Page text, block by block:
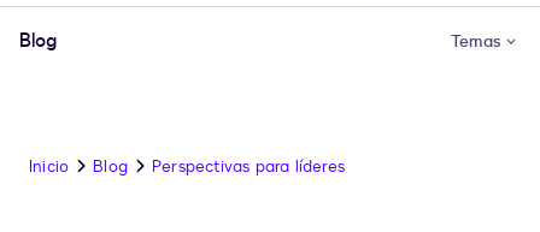
Blog Temas
Inicio Blog Perspectivas para líderes